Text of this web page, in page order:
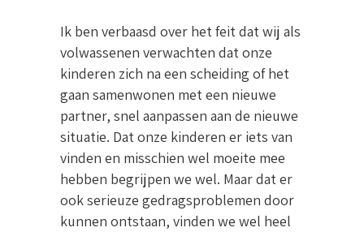
Ik ben verbaasd over het feit dat wij als
volwassenen verwachten dat onze
kinderen zich na een scheiding of het
gaan samenwonen met een nieuwe
partner, snel aanpassen aan de nieuwe
situatie. Dat onze kinderen er iets van
vinden en misschien wel moeite mee
hebben begrijpen we wel. Maar dat er
ook serieuze gedragsproblemen door
kunnen ontstaan, vinden we wel heel